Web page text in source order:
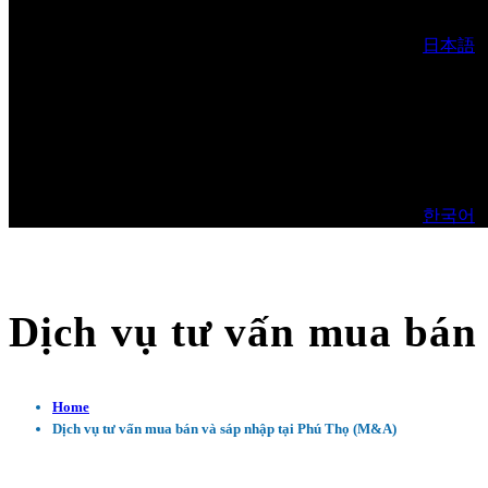
日本語
한국어
Dịch vụ tư vấn mua
Home
Dịch vụ tư vấn mua bán và sáp nhập tại Phú Thọ (M&A)